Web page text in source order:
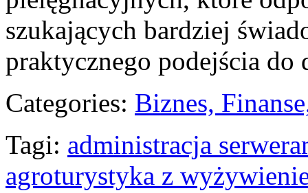
szukających bardziej
praktycznego podejścia do
Categories: Biznes,
Tagi: administracja
agroturystyka z